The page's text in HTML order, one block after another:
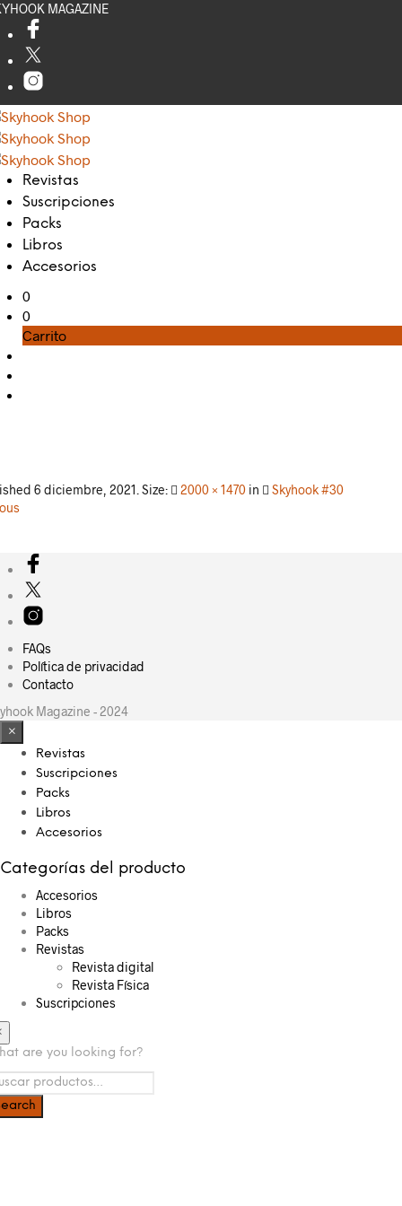
MAGAZINE
Revistas
Suscripciones
Packs
Libros
Accesorios
0
0
Carrito
6 diciembre, 2021 . Size: 2000 × 1470 in
Skyhook #30
FAQs
Política de privacidad
Contacto
Magazine - 2024
×
Revistas
Suscripciones
Packs
Libros
Accesorios
Categorías del producto
Accesorios
Libros
Packs
Revistas
Revista digital
Revista Física
Suscripciones
are you looking for?